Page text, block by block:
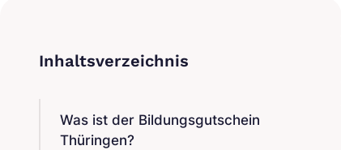
Was ist der Bildungsgutschein
Thüringen?